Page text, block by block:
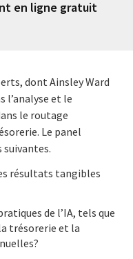
en ligne gratuit
dont Ainsley Ward
l’analyse et le
le routage
Le panel
résultats tangibles
de l’IA, tels que
trésorerie et la